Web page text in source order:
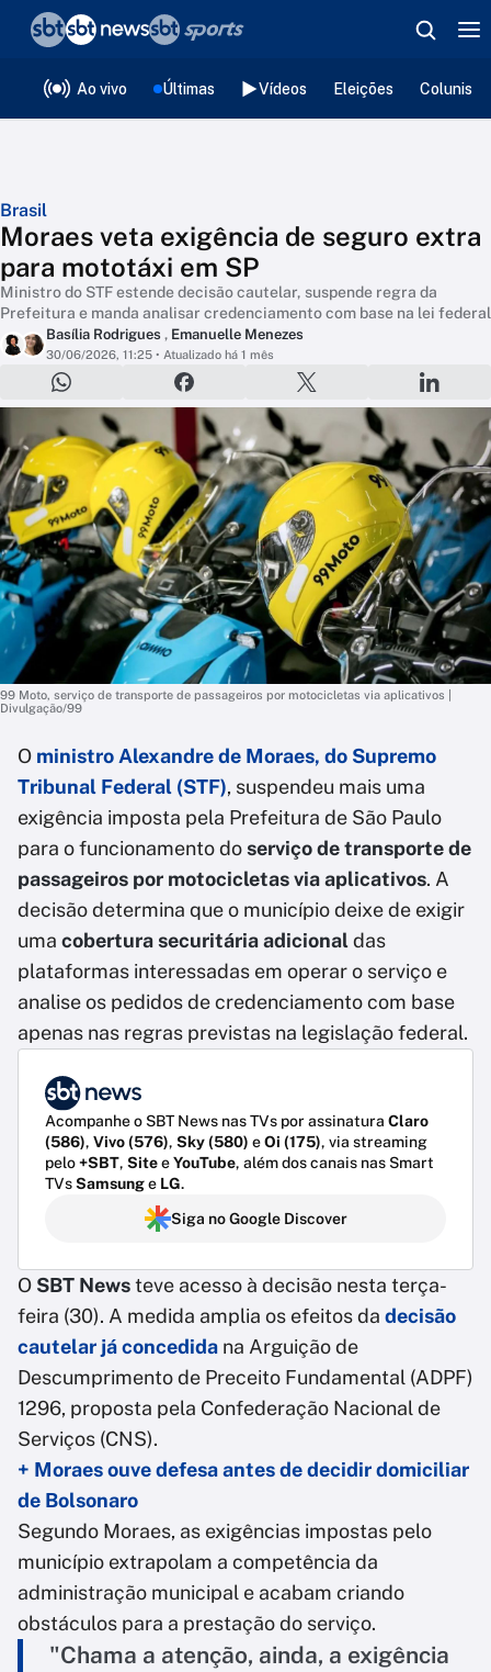
Ao vivo Últimas Vídeos Eleições
Brasil
Moraes veta exigência de seguro extra
para mototáxi em SP
Ministro do STF estende decisão cautelar, suspende regra da
Prefeitura e manda analisar credenciamento com base na lei federal
Basília Rodrigues , Emanuelle Menezes
30/06/2026, 11:25 • Atualizado há 1 mês
99 Moto, serviço de transporte de passageiros por motocicletas via aplicativos |
Divulgação/99
O ministro Alexandre de Moraes, do Supremo
Tribunal Federal (STF), suspendeu mais uma
exigência imposta pela Prefeitura de São Paulo
para o funcionamento doserviço de transporte de
passageiros por motocicletas via aplicativos. A
decisão determina que o município deixe de exigir
uma cobertura securitária adicionaldas
plataformas interessadas em operar o serviço e
analise os pedidos de credenciamento com base
apenas nas regras previstas na legislação federal.
Acompanhe o SBT News nas TVs por assinatura Claro
(586), Vivo (576), Sky (580) eOi (175), via streaming
pelo+SBT, SiteeYouTube, além dos canais nas Smart
TVsSamsunge LG.
Siga no Google Discover
O SBT Newsteve acesso à decisão nesta terça-
feira (30). A medida amplia os efeitos da decisão
cautelar já concedida na Arguição de
Descumprimento de Preceito Fundamental (ADPF)
1296, proposta pela Confederação Nacional de
Serviços (CNS).
+ Moraes ouve defesa antes de decidir domiciliar
de Bolsonaro
Segundo Moraes, as exigências impostas pelo
município extrapolam a competência da
administração municipal e acabam criando
obstáculos para a prestação do serviço.
"Chama a atenção, ainda, a exigência
❮voltar
Editorias